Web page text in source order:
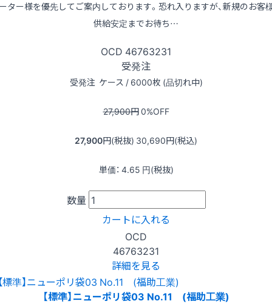
ター様を優先してご案内しております。恐れ入りますが、新規のお客
供給安定までお待ち…
OCD 46763231
受発注
受発注 ケース / 6000枚 (品切れ中)
27,900円0%OFF
27,900円(税抜) 30,690円(税込)
単価： 4.65 円(税抜)
数量
カートに入れる
OCD
46763231
詳細を見る
【標準】ニューポリ袋03 No.11 (福助工業)